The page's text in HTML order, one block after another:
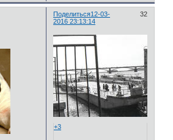
Поделиться 32
12-03-
2016 23:13:14
+3